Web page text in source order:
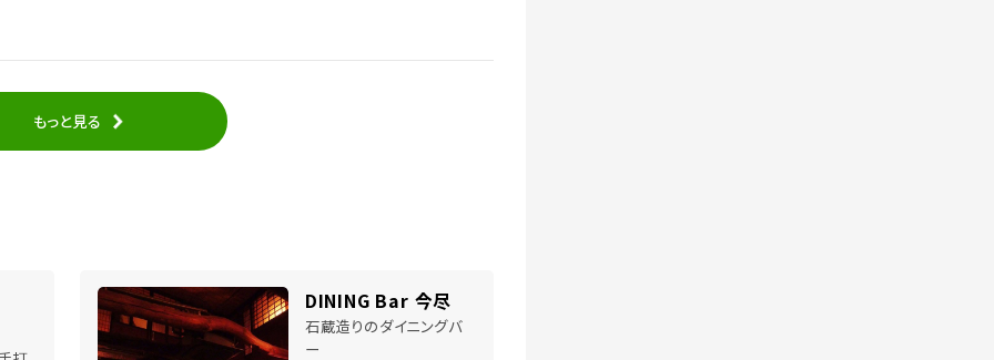
もっと見る
DINING Bar 今尽
石蔵造りのダイニングバ
ー